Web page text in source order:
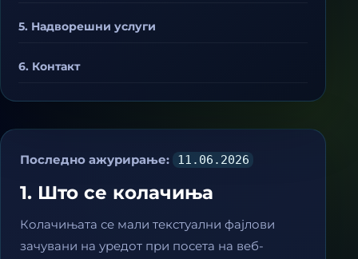
5. Надворешни услуги
6. Контакт
Последно ажурирање: 11.06.2026
1. Што се колачиња
Колачињата се мали текстуални фајлови
зачувани на уредот при посета на веб-